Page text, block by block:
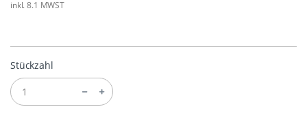
inkl. 8.1 MWST
Stückzahl